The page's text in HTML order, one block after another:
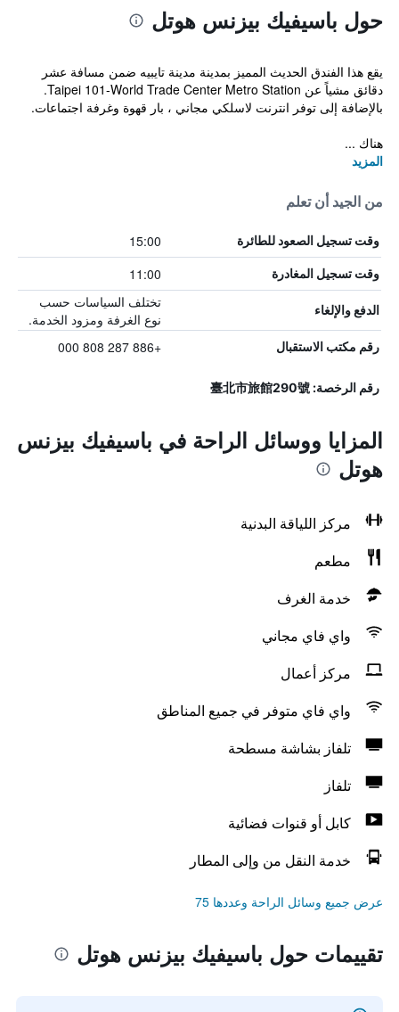
حول باسيفيك بيزنس هوتل
يقع هذا الفندق الحديث المميز بمدينة مدينة تايبيه ضمن مسافة عشر
دقائق مشياً عن Taipei 101-World Trade Center Metro Station.
بالإضافة إلى توفر انترنت لاسلكي مجاني ، بار قهوة وغرفة اجتماعات.
هناك ...
المزيد
من الجيد أن تعلم
وقت تسجيل الصعود للطائرة 15:00
وقت تسجيل المغادرة 11:00
الدفع والإلغاء
تختلف السياسات حسب
نوع الغرفة ومزود الخدمة.
رقم مكتب الاستقبال +886 287 808 000
رقم الرخصة: 臺北市旅館290號
المزايا ووسائل الراحة في باسيفيك بيزنس
هوتل
مركز اللياقة البدنية
مطعم
خدمة الغرف
واي فاي مجاني
مركز أعمال
واي فاي متوفر في جميع المناطق
تلفاز بشاشة مسطحة
تلفاز
كابل أو قنوات فضائية
خدمة النقل من وإلى المطار
عرض جميع وسائل الراحة وعددها 75
تقييمات حول باسيفيك بيزنس هوتل